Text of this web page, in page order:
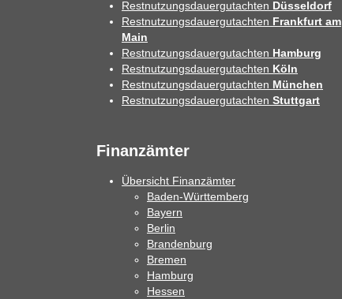
Restnutzungsdauergutachten Düsseldorf
Restnutzungsdauergutachten Frankfurt am
Main
Restnutzungsdauergutachten Hamburg
Restnutzungsdauergutachten Köln
Restnutzungsdauergutachten München
Restnutzungsdauergutachten Stuttgart
Finanzämter
Übersicht Finanzämter
Baden-Württemberg
Bayern
Berlin
Brandenburg
Bremen
Hamburg
Hessen